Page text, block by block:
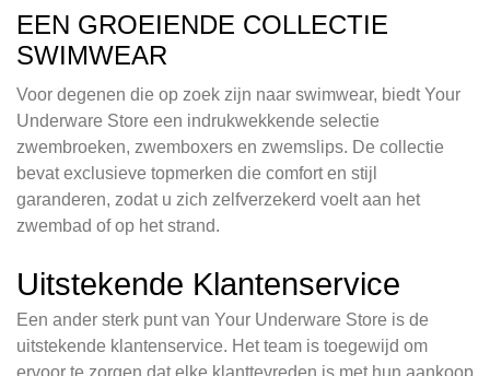
EEN GROEIENDE COLLECTIE
SWIMWEAR
Voor degenen die op zoek zijn naar swimwear, biedt Your
Underware Store een indrukwekkende selectie
zwembroeken, zwemboxers en zwemslips. De collectie
bevat exclusieve topmerken die comfort en stijl
garanderen, zodat u zich zelfverzekerd voelt aan het
zwembad of op het strand.
Uitstekende Klantenservice
Een ander sterk punt van Your Underware Store is de
uitstekende klantenservice. Het team is toegewijd om